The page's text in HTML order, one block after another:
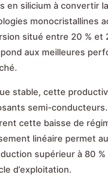
en silicium à convertir
monocristallines
situé entre 20 % et
aux meilleures
stable, cette
semi-
cette baisse de
linéaire permet
supérieur à 80
d’exploitation.